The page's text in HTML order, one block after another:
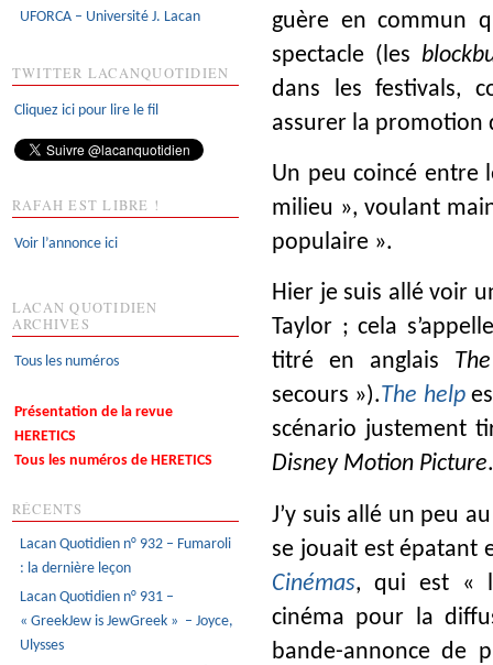
guère en commun
spectacle (les
dans les festivals,
assurer la promotion
Un peu coincé entre
milieu », voulant
populaire ».
Hier je suis allé voir
Taylor ; cela
titré en anglais
secours »). The help
scénario justement
Disney Motion Picture
J’y suis allé un peu
se jouait est épatant
Cinémas, qui est «
cinéma pour la
bande-annonce de
UFORCA – Université J. Lacan
TWITTER LACANQUOTIDIEN
Cliquez ici pour lire le fil
RAFAH EST LIBRE !
Voir l’annonce ici
LACAN QUOTIDIEN
ARCHIVES
Tous les numéros
Présentation de la revue
HERETICS
Tous les numéros de HERETICS
RÉCENTS
Lacan Quotidien n° 932 – Fumaroli
: la dernière leçon
Lacan Quotidien n° 931 –
« GreekJew is JewGreek » – Joyce,
Ulysses